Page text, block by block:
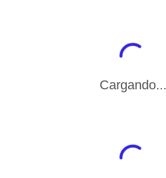
Cargando...